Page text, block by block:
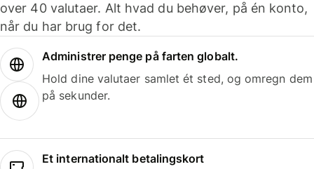
over 40 valutaer. Alt hvad du behøver, på én konto,
når du har brug for det.
Administrer penge på farten globalt.
Hold dine valutaer samlet ét sted, og omregn dem
på sekunder.
Et internationalt betalingskort